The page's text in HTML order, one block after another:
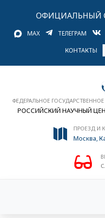
ОФИЦИАЛЬНЫЙ
MAX ТЕЛЕГРАМ
КОНТАКТЫ
ФЕДЕРАЛЬНОЕ
РОССИЙСКИЙ НАУЧНЫЙ
ПРОЕЗД И
Москва,